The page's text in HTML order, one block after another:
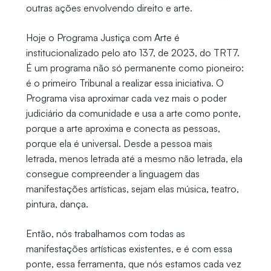
outras ações envolvendo direito e arte.
Hoje o Programa Justiça com Arte é
institucionalizado pelo ato 137, de 2023, do TRT7.
É um programa não só permanente como pioneiro:
é o primeiro Tribunal a realizar essa iniciativa. O
Programa visa aproximar cada vez mais o poder
judiciário da comunidade e usa a arte como ponte,
porque a arte aproxima e conecta as pessoas,
porque ela é universal. Desde a pessoa mais
letrada, menos letrada até a mesmo não letrada, ela
consegue compreender a linguagem das
manifestações artísticas, sejam elas música, teatro,
pintura, dança.
Então, nós trabalhamos com todas as
manifestações artísticas existentes, e é com essa
ponte, essa ferramenta, que nós estamos cada vez